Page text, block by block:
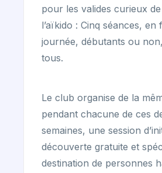
pour les valides curieux de
l’aïkido : Cinq séances, en
journée, débutants ou
tous.
Le club organise de la
pendant chacune de ces
semaines, une session
découverte gratuite et
destination de personnes